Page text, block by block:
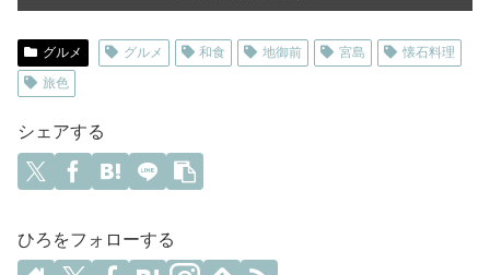
グルメ グルメ 和食 地御前 宮島
懐石料理
旅色
シェアする
ひろをフォローする